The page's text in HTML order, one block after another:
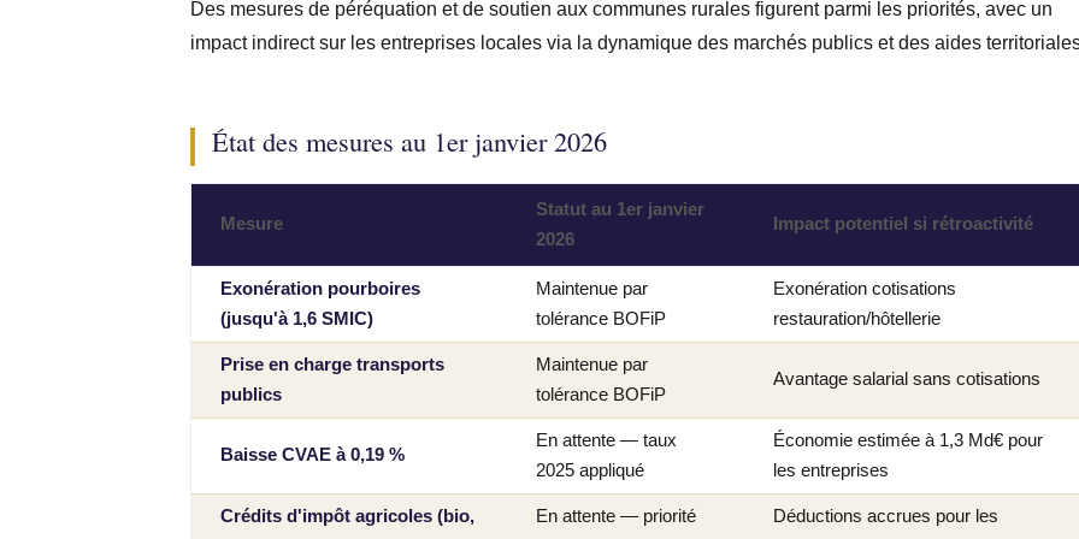
Des mesures de péréquation et de soutien aux communes rurales figurent parmi les priorités, avec un
impact indirect sur les entreprises locales via la dynamique des marchés publics et des aides
État des mesures au 1er janvier 2026
Mesure
Statut au 1er janvier
2026
Impact potentiel si rétroactivité
Exonération pourboires
(jusqu'à 1,6 SMIC)
Maintenue par
tolérance BOFiP
Exonération cotisations
restauration/hôtellerie
Prise en charge transports
publics
Maintenue par
tolérance BOFiP
Avantage salarial sans cotisations
Baisse CVAE à 0,19 %
En attente — taux
2025 appliqué
Économie estimée à 1,3 Md€ pour
les entreprises
Crédits d'impôt agricoles (bio,
En attente — priorité
Déductions accrues pour les